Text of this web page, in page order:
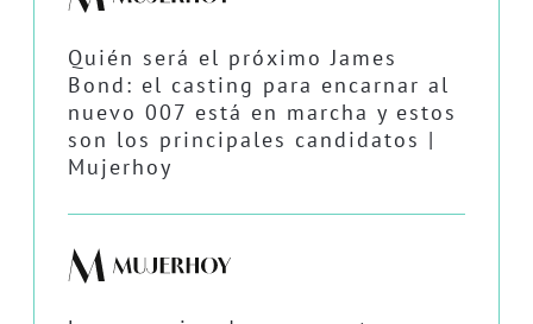
Quién será el próximo James
Bond: el casting para encarnar al
nuevo 007 está en marcha y estos
son los principales candidatos |
Mujerhoy